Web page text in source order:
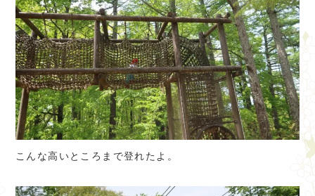
こんな高いところまで登れたよ。